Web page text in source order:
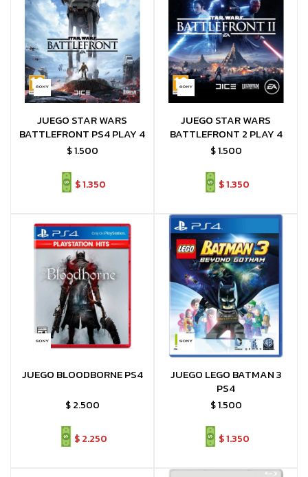
JUEGO STAR WARS
BATTLEFRONT PS4 PLAY 4
$1.500
$1.350
JUEGO STAR WARS
BATTLEFRONT 2 PLAY 4
$1.500
$1.350
JUEGO BLOODBORNE PS4
$ 2.500
$ 2.250
JUEGO LEGO BATMAN 3
PS4
$1.500
$1.350